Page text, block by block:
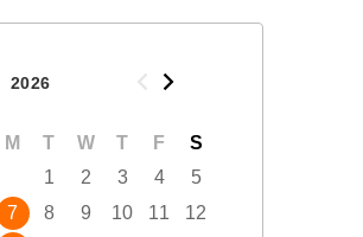
2026
M T W T F
S
1
2 3 4
5
7 8 9 10 11 12